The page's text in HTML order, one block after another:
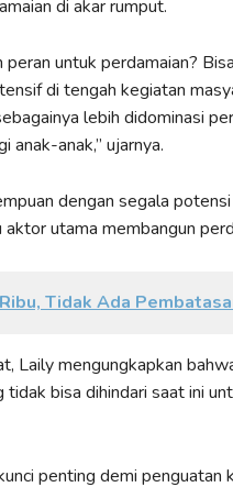
di akar rumput.
untuk perdamaian?
di tengah kegiatan
lebih didominasi
anak-anak,” ujarnya.
dengan segala
utama membangun
Tidak Ada
Laily mengungkapkan
bisa dihindari saat ini
penting demi penguatan